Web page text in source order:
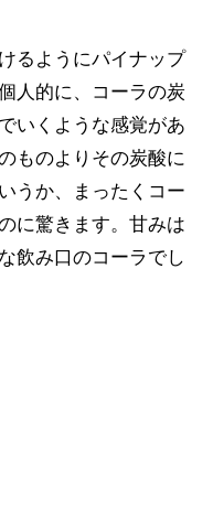
るようにパイナップ
人的に、コーラの炭
いくような感覚があ
ものよりその炭酸に
うか、まったくコー
に驚きます。甘みは
飲み口のコーラでし